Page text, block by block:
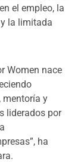
el empleo, la
la limitada
Women nace
mentoría y
liderados por
ha